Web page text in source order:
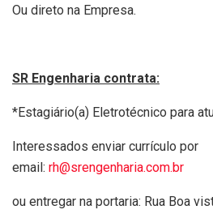
Ou direto na Empresa.
SR Engenharia contrata:
*Estagiário(a) Eletrotécnico para
Interessados enviar currículo por
email: rh@srengenharia.com.br
ou entregar na portaria: Rua Boa